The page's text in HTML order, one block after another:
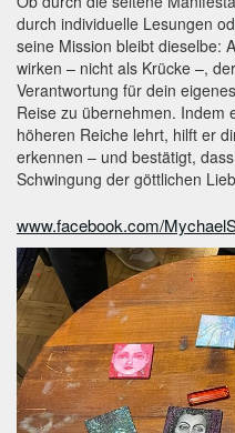
durch individuelle Lesungen
seine Mission bleibt dieselbe:
wirken – nicht als Krücke –,
Verantwortung für dein
Reise zu übernehmen. Indem
höheren Reiche lehrt, hilft er
erkennen – und bestätigt,
Schwingung der göttlichen
www.facebook.com/